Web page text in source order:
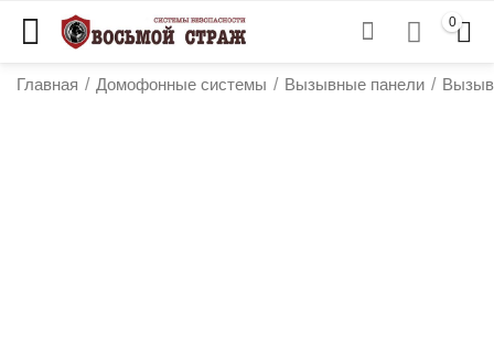
0
Главная / Домофонные системы / Вызывные панели /